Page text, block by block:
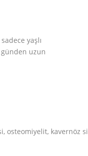
yaşlı
uzun
osteomiyelit, kavernöz